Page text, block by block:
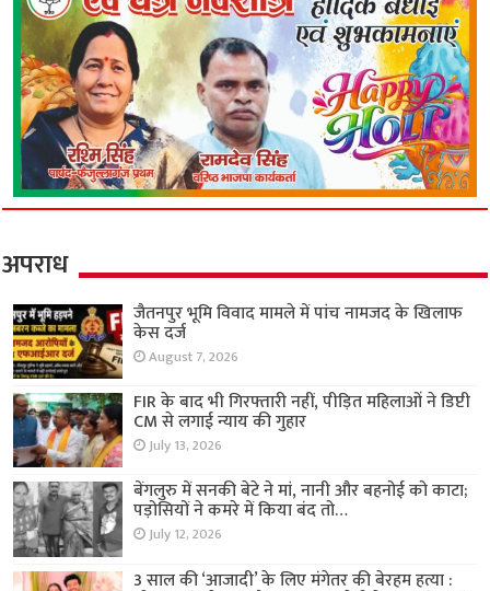
अपराध
जैतनपुर भूमि विवाद मामले में पांच नामजद के खिलाफ
केस दर्ज
August 7, 2026
FIR के बाद भी गिरफ्तारी नहीं, पीड़ित महिलाओं ने डिप्टी
CM से लगाई न्याय की गुहार
July 13, 2026
बेंगलुरु में सनकी बेटे ने मां, नानी और बहनोई को काटा;
पड़ोसियों ने कमरे में किया बंद तो…
July 12, 2026
3 साल की ‘आजादी’ के लिए मंगेतर की बेरहम हत्या :